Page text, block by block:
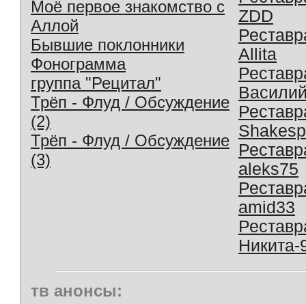
Моё первое знакомство с
Аллой
Бывшие поклонники
Фонограмма
группа "Рецитал"
Трёп - Флуд / Обсуждение
(2)
Трёп - Флуд / Обсуждение
(3)
ZDD
Allita
aleks75
amid33
Никита-
тв анонсы: